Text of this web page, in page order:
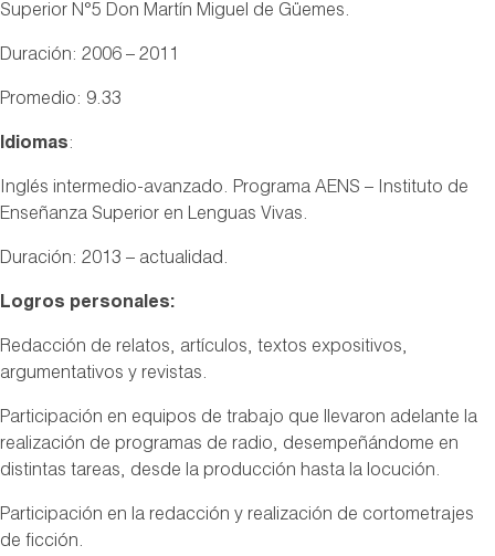
Superior N°5 Don Martín Miguel de Güemes.
Duración: 2006 – 2011
Promedio: 9.33
Idiomas:
Inglés intermedio-avanzado. Programa AENS – Instituto de
Enseñanza Superior en Lenguas Vivas.
Duración: 2013 – actualidad.
Logros personales:
Redacción de relatos, artículos, textos expositivos,
argumentativos y revistas.
Participación en equipos de trabajo que llevaron adelante la
realización de programas de radio, desempeñándome en
distintas tareas, desde la producción hasta la locución.
Participación en la redacción y realización de cortometrajes
de ficción.